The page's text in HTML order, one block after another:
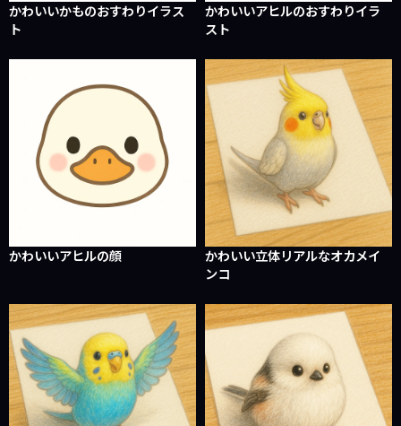
かわいいかものおすわりイラス
ト
かわいいアヒルのおすわりイラ
スト
かわいいアヒルの顔
かわいい立体リアルなオカメイ
ンコ